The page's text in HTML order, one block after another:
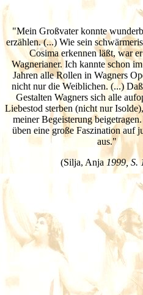
"Mein Großvater konnte
erzählen. (...) Wie sein
Cosima erkennen läßt, war
Wagnerianer. Ich kannte schon
Jahren alle Rollen in Wagners
nicht nur die Weiblichen. (...)
Gestalten Wagners sich alle
Liebestod sterben (nicht nur
meiner Begeisterung
üben eine große Faszination auf
aus."
(Silja, Anja 1999, S.